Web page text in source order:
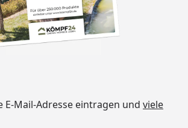
E-Mail-Adresse eintragen und viele